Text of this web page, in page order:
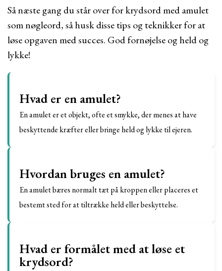
Så næste gang du står over for krydsord med amulet
som nøgleord, så husk disse tips og teknikker for at
løse opgaven med succes. God fornøjelse og held og
lykke!
Hvad er en amulet?
En amulet er et objekt, ofte et smykke, der menes at have
beskyttende kræfter eller bringe held og lykke til ejeren.
Hvordan bruges en amulet?
En amulet bæres normalt tæt på kroppen eller placeres et
bestemt sted for at tiltrække held eller beskyttelse.
Hvad er formålet med at løse et
krydsord?